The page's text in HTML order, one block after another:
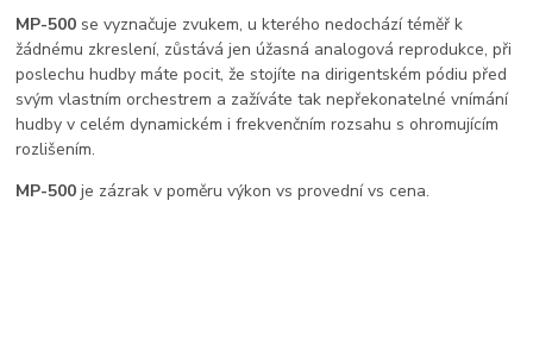
MP-500 se vyznačuje zvukem, u kterého nedochází téměř k
žádnému zkreslení, zůstává jen úžasná analogová reprodukce, při
poslechu hudby máte pocit, že stojíte na dirigentském pódiu před
svým vlastním orchestrem a zažíváte tak nepřekonatelné vnímání
hudby v celém dynamickém i frekvenčním rozsahu s ohromujícím
rozlišením.
MP-500 je zázrak v poměru výkon vs provední vs cena.